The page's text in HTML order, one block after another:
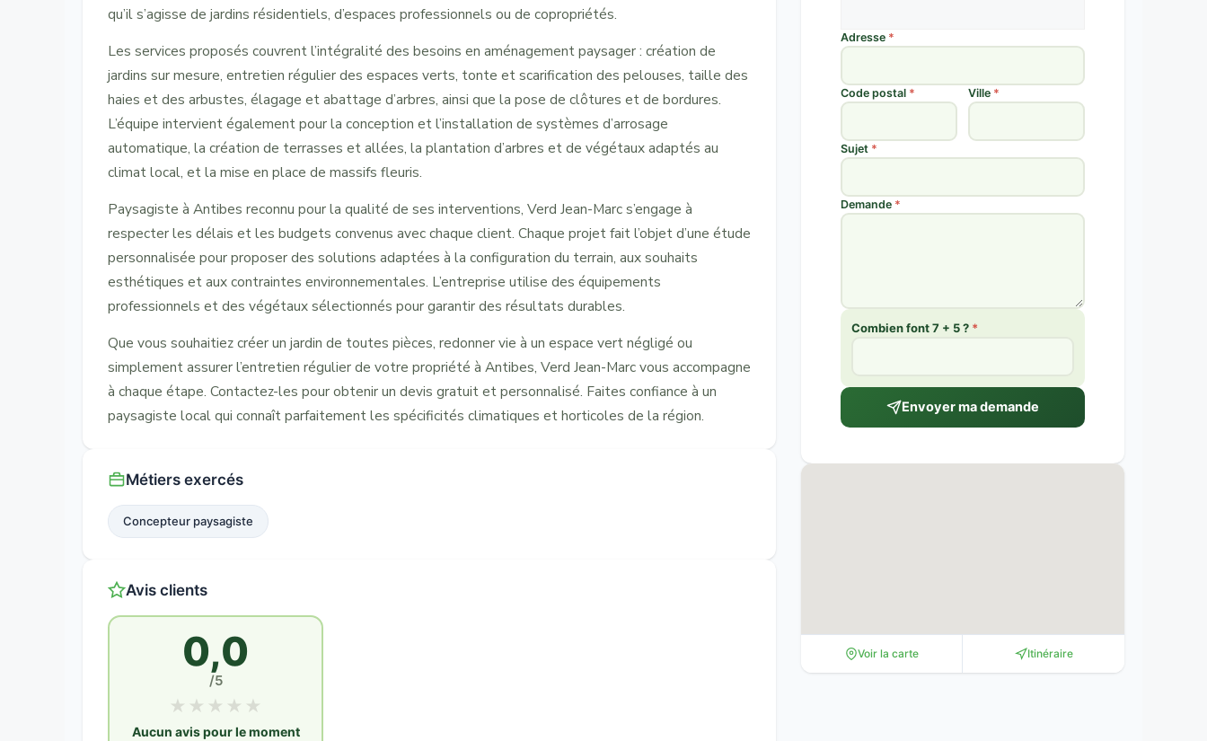
qu’il s’agisse de jardins résidentiels, d’espaces professionnels ou de copropriétés.
Les services proposés couvrent l’intégralité des besoins en aménagement paysager : création de
jardins sur mesure, entretien régulier des espaces verts, tonte et scarification des pelouses, taille des
haies et des arbustes, élagage et abattage d’arbres, ainsi que la pose de clôtures et de bordures.
L’équipe intervient également pour la conception et l’installation de systèmes d’arrosage
automatique, la création de terrasses et allées, la plantation d’arbres et de végétaux adaptés au
climat local, et la mise en place de massifs fleuris.
Paysagiste à Antibes reconnu pour la qualité de ses interventions, Verd Jean-Marc s’engage à
respecter les délais et les budgets convenus avec chaque client. Chaque projet fait l’objet d’une étude
personnalisée pour proposer des solutions adaptées à la configuration du terrain, aux souhaits
esthétiques et aux contraintes environnementales. L’entreprise utilise des équipements
professionnels et des végétaux sélectionnés pour garantir des résultats durables.
Que vous souhaitiez créer un jardin de toutes pièces, redonner vie à un espace vert négligé ou
simplement assurer l’entretien régulier de votre propriété à Antibes, Verd Jean-Marc vous accompagne
à chaque étape. Contactez-les pour obtenir un devis gratuit et personnalisé. Faites confiance à un
paysagiste local qui connaît parfaitement les spécificités climatiques et horticoles de la région.
Métiers exercés
Concepteur paysagiste
Avis clients
0,0
/5
★ ★ ★ ★ ★
Aucun avis pour le moment
Adresse *
Code postal * Ville *
Sujet *
Demande *
Combien font 7 + 5 ? *
Envoyer ma demande
Voir la carte Itinéraire